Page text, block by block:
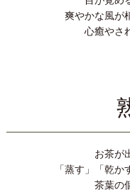
本日より、毎年大人気
◎季節のお菓子・お惣
【物量増加に伴うお荷
平素は格別のご高配を
爽やかな風が
心癒やさ
お茶が
「蒸す」「乾か
茶葉の